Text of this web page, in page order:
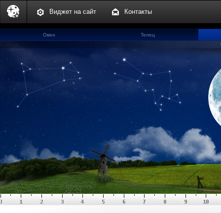
Виджет на сайт Контакты
Овен
Телец